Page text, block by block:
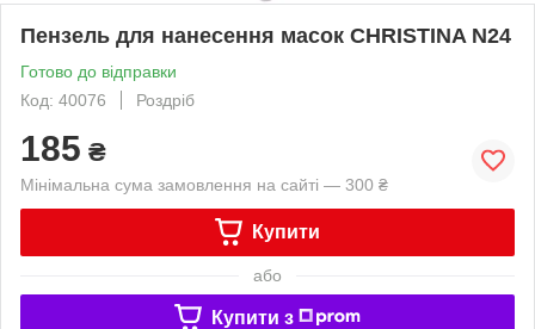
Пензель для нанесення масок CHRISTINA N24
Готово до відправки
Код: 40076
Роздріб
185 ₴
Мінімальна сума замовлення на сайті — 300 ₴
Купити
або
Купити з